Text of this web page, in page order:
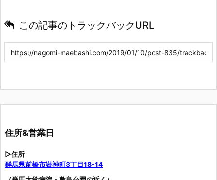
この記事のトラックバックURL
住所&営業日
▷住所
群馬県前橋市岩神町3丁目18-14